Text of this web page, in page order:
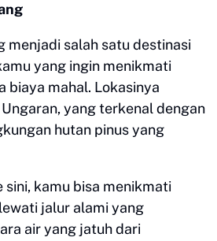
menjadi salah satu destinasi
yang ingin menikmati
biaya mahal. Lokasinya
yang terkenal dengan
hutan pinus yang
kamu bisa menikmati
jalur alami yang
air yang jatuh dari